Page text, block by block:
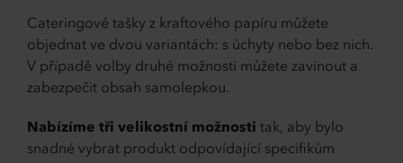
Cateringové tašky z kraftového papíru můžete
objednat ve dvou variantách: s úchyty nebo bez nich.
V případě volby druhé možnosti můžete zavinout a
zabezpečit obsah samolepkou.
Nabízíme tři velikostní možnosti tak, aby bylo
snadné vybrat produkt odpovídající specifikům